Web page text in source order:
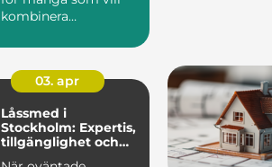
kombinera
uppvärm...
03. apr
Låssmed i
Stockholm: Expertis,
tillgänglighet och